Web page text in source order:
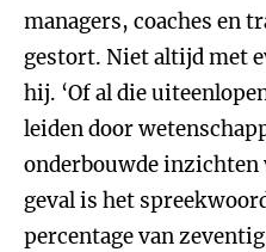
managers, coaches en
gestort. Niet altijd met
hij. ‘Of al die
leiden door
onderbouwde inzichten
geval is het
percentage van